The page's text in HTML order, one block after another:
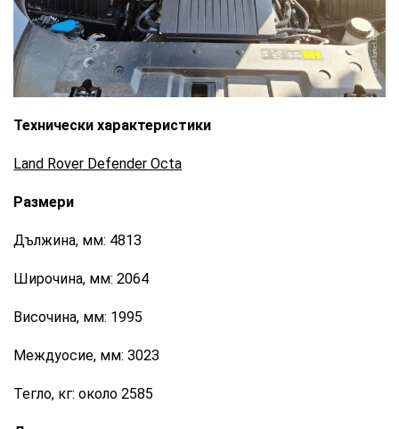
CarMarket.bg
Технически характеристики
Land Rover Defender Octa
Размери
Дължина, мм: 4813
Широчина, мм: 2064
Височина, мм: 1995
Междуосие, мм: 3023
Тегло, кг: около 2585